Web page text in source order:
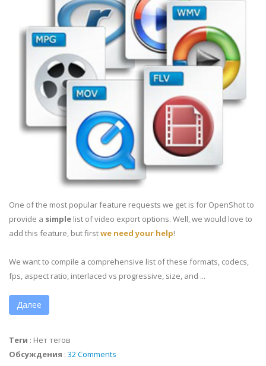
One of the most popular feature requests we get is for OpenShot to
provide a simple list of video export options. Well, we would love to
add this feature, but firstwe need your help!
We want to compile a comprehensive list of these formats, codecs,
fps, aspect ratio, interlaced vs progressive, size, and ...
Далее
Теги : Нет тегов
Обсуждения : 32 Comments